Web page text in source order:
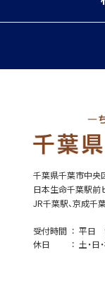
千葉県千葉市中央
日本生命千葉駅前
JR千葉駅、京成千
受付時間
平日
休日
土・日